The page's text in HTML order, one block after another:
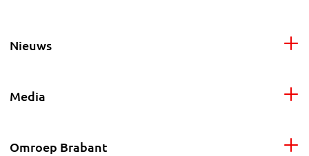
Nieuws
Media
Omroep Brabant